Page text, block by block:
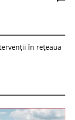
în rețeaua